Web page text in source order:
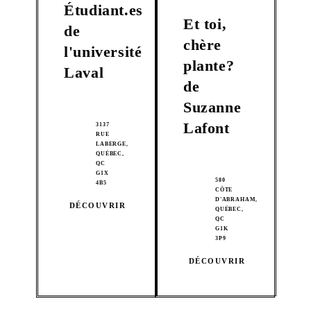
Étudiant.es
de
l'université
Laval
3137
RUE
LABERGE,
QUÉBEC,
QC
G1X
4B5
DÉCOUVRIR
Et toi,
chère
plante?
de
Suzanne
Lafont
580
CÔTE
D'ABRAHAM,
QUÉBEC,
QC
G1K
3P9
DÉCOUVRIR